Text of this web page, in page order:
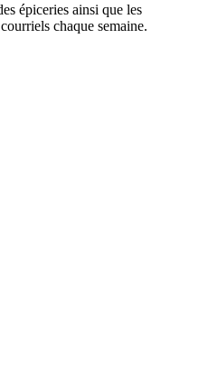
épiceries ainsi que les
chaque semaine.